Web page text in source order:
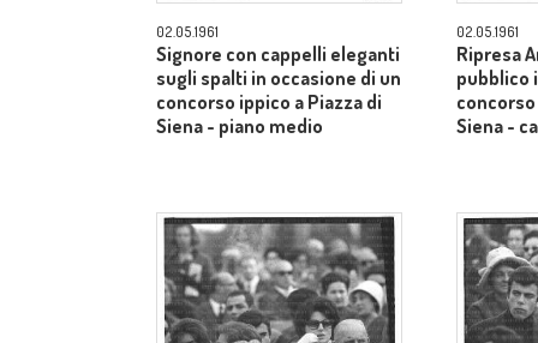
02.05.1961
Signore con cappelli eleganti
sugli spalti in occasione di un
concorso ippico a Piazza di
Siena - piano medio
02.05.1961
Ripresa
pubblico
Siena -